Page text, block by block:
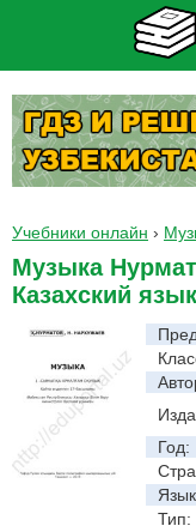
Учебники онлайн ›
Музыка
Казахский
Год:
Тип: